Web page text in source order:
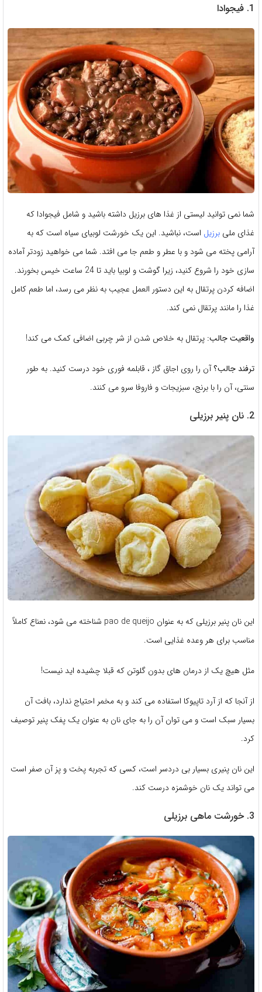
1. فیجوادا
شما نمی توانید لیستی از غذا های برزیل داشته باشید و شامل فیجوادا که
غذای ملی برزیل است، نباشید. این یک خورشت لوبیای سیاه است که به
آرامی پخته می شود و با عطر و طعم جا می افتد. شما می خواهید زودتر آماده
سازی خود را شروع کنید، زیرا گوشت و لوبیا باید تا 24 ساعت خیس بخورند.
اضافه کردن پرتقال به این دستور العمل عجیب به نظر می رسد، اما طعم کامل
غذا را مانند پرتقال نمی کند.
واقعیت جالب: پرتقال به خلاص شدن از شر چربی اضافی کمک می کند!
ترفند جالب؟آن را روی اجاق گاز ، قابلمه فوری خود درست کنید. به طور
سنتی، آن را با برنج، سبزیجات و فاروفا سرو می کنند.
2. نان پنیر برزیلی
این نان پنیر برزیلی که به عنوان pao de queijo شناخته می شود، نعناع کاملاً
مناسب برای هر وعده غذایی است.
مثل هیچ یک از درمان های بدون گلوتن که قبلا چشیده اید نیست!
از آنجا که از آرد تاپیوکا استفاده می کند و به مخمر احتیاج ندارد، بافت آن
بسیار سبک است و می توان آن را به جای نان به عنوان یک پفک پنیر توصیف
کرد.
این نان پنیری بسیار بی دردسر است، کسی که تجربه پخت و پز آن صفر است
می تواند یک نان خوشمزه درست کند.
3. خورشت ماهی برزیلی